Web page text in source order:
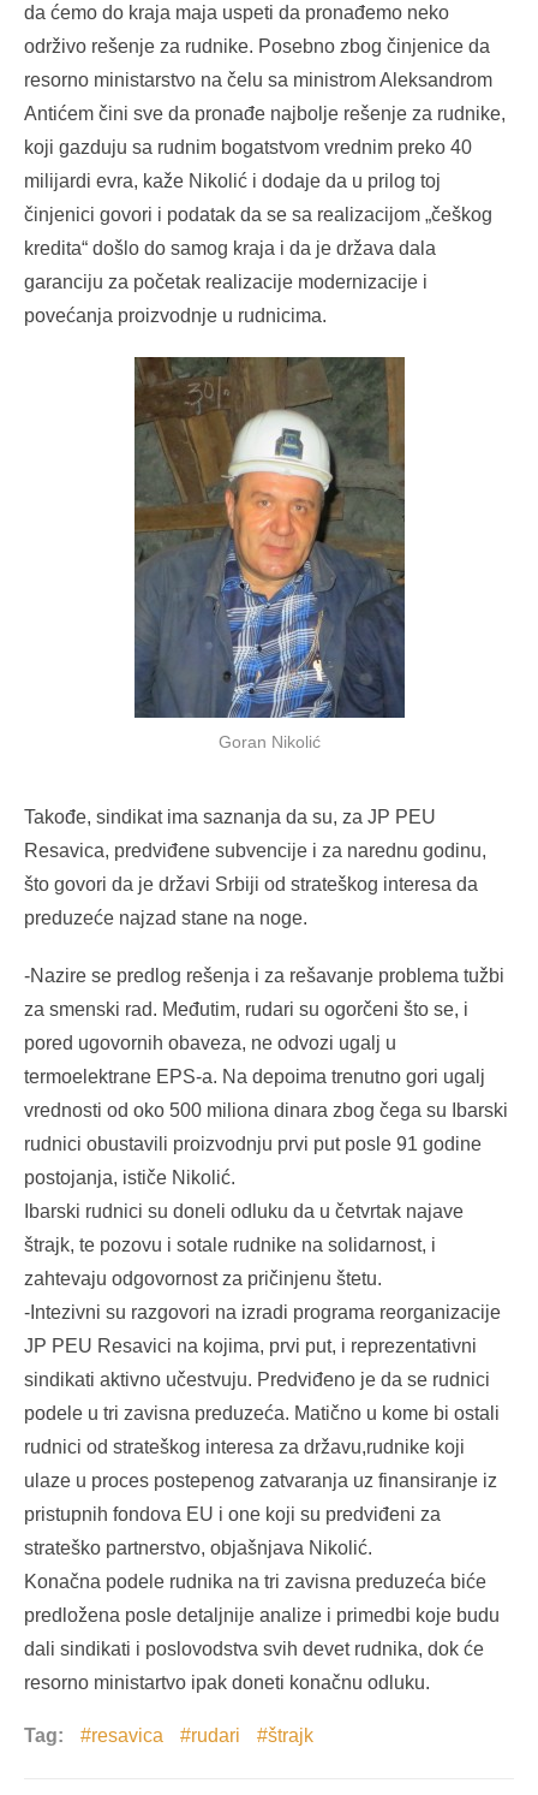
da ćemo do kraja maja uspeti da pronađemo neko
održivo rešenje za rudnike. Posebno zbog činjenice da
resorno ministarstvo na čelu sa ministrom Aleksandrom
Antićem čini sve da pronađe najbolje rešenje za rudnike,
koji gazduju sa rudnim bogatstvom vrednim preko 40
milijardi evra, kaže Nikolić i dodaje da u prilog toj
činjenici govori i podatak da se sa realizacijom „češkog
kredita“ došlo do samog kraja i da je država dala
garanciju za početak realizacije modernizacije i
povećanja proizvodnje u rudnicima.
Goran Nikolić
Takođe, sindikat ima saznanja da su, za JP PEU
Resavica, predviđene subvencije i za narednu godinu,
što govori da je državi Srbiji od strateškog interesa da
preduzeće najzad stane na noge.
-Nazire se predlog rešenja i za rešavanje problema tužbi
za smenski rad. Međutim, rudari su ogorčeni što se, i
pored ugovornih obaveza, ne odvozi ugalj u
termoelektrane EPS-a. Na depoima trenutno gori ugalj
vrednosti od oko 500 miliona dinara zbog čega su Ibarski
rudnici obustavili proizvodnju prvi put posle 91 godine
postojanja, ističe Nikolić.
Ibarski rudnici su doneli odluku da u četvrtak najave
štrajk, te pozovu i sotale rudnike na solidarnost, i
zahtevaju odgovornost za pričinjenu štetu.
-Intezivni su razgovori na izradi programa reorganizacije
JP PEU Resavici na kojima, prvi put, i reprezentativni
sindikati aktivno učestvuju. Predviđeno je da se rudnici
podele u tri zavisna preduzeća. Matično u kome bi ostali
rudnici od strateškog interesa za državu,rudnike koji
ulaze u proces postepenog zatvaranja uz finansiranje iz
pristupnih fondova EU i one koji su predviđeni za
strateško partnerstvo, objašnjava Nikolić.
Konačna podele rudnika na tri zavisna preduzeća biće
predložena posle detaljnije analize i primedbi koje budu
dali sindikati i poslovodstva svih devet rudnika, dok će
resorno ministartvo ipak doneti konačnu odluku.
Tag: resavica rudari štrajk